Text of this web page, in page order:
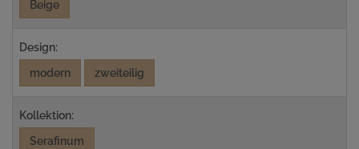
Beige
Design:
modern
zweiteilig
Kollektion:
Serafinum